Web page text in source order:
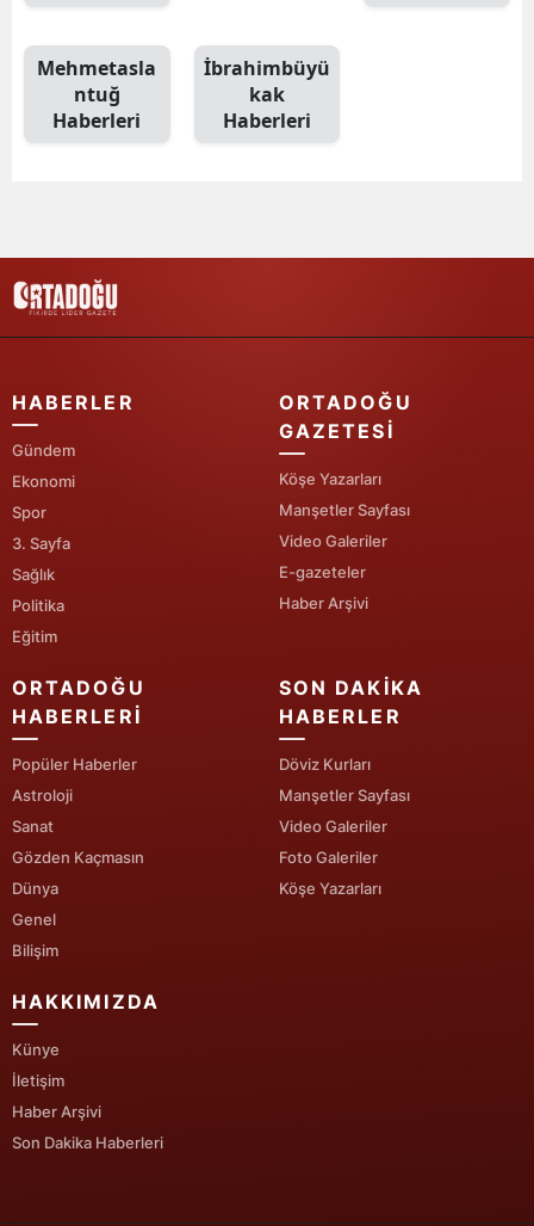
Ordu
Rize
Sakarya
Sivas
Tekirdağ
Tokat
Trabzon
Tunceli
Şanlıurfa
Yozgat
Zonguldak
Aksaray
Bayburt
Mehmetasla
ntuğ
Haberleri
İbrahimbüyü
kak
Haberleri
HABERLER
Gündem
Ekonomi
Spor
3. Sayfa
Sağlık
Politika
Eğitim
ORTADOĞU
GAZETESI
Köşe Yazarları
Manşetler Sayfası
Video Galeriler
E-gazeteler
Haber Arşivi
ORTADOĞU
HABERLERI
Popüler Haberler
Astroloji
Sanat
Gözden Kaçmasın
Dünya
Genel
Bilişim
SON DAKIKA
HABERLER
Döviz Kurları
Manşetler Sayfası
Video Galeriler
Foto Galeriler
Köşe Yazarları
HAKKIMIZDA
Künye
İletişim
Haber Arşivi
Son Dakika Haberleri